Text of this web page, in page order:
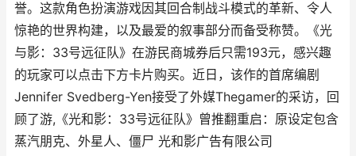
誉。这款角色扮演游戏因其回合制战斗模式的革新、令人
惊艳的世界构建，以及最爱的叙事部分而备受称赞。《光
与影：33号远征队》在游民商城券后只需193元，感兴趣
的玩家可以点击下方卡片购买。近日，该作的首席编剧
Jennifer Svedberg-Yen接受了外媒Thegamer的采访，回
顾了游,《光和影：33号远征队》曾推翻重启：原设定包含
蒸汽朋克、外星人、僵尸 光和影广告有限公司